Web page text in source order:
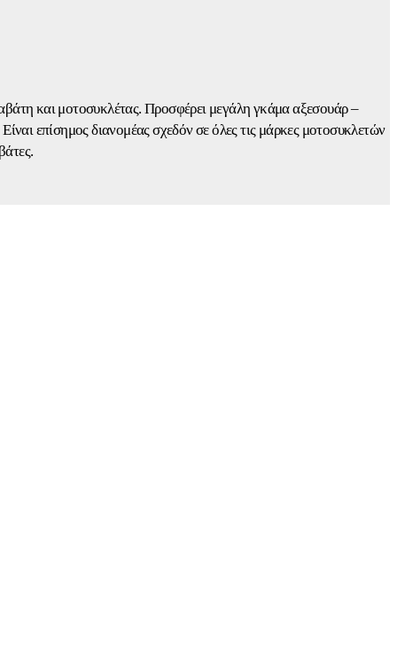
και μοτοσυκλέτας. Προσφέρει μεγάλη γκάμα αξεσουάρ –
επίσημος διανομέας σχεδόν σε όλες τις μάρκες μοτοσυκλετών